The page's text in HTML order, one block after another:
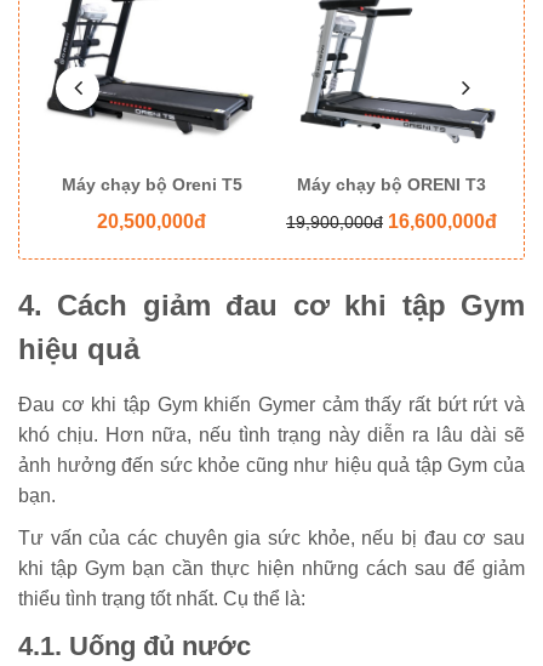
Máy chạy bộ Oreni T5
20,500,000đ
Máy chạy bộ ORENI T3
19,900,000đ 16,600,000đ
4. Cách giảm đau cơ khi tập Gym
hiệu quả
Đau cơ khi tập Gym khiến Gymer cảm thấy rất bứt rứt và
khó chịu. Hơn nữa, nếu tình trạng này diễn ra lâu dài sẽ
ảnh hưởng đến sức khỏe cũng như hiệu quả tập Gym của
bạn.
Tư vấn của các chuyên gia sức khỏe, nếu bị đau cơ sau
khi tập Gym bạn cần thực hiện những cách sau để giảm
thiểu tình trạng tốt nhất. Cụ thể là:
4.1. Uống đủ nước